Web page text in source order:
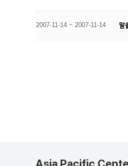
2007-11-14 ~ 2007-11-14 말